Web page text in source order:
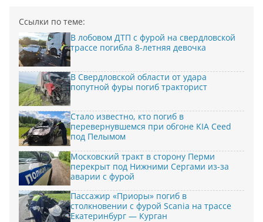
Ссылки по теме:
В лобовом ДТП с фурой на свердловской
трассе погибла 8-летняя девочка
В Свердловской области от удара
попутной фуры погиб тракторист
Стало известно, кто погиб в
перевернувшемся при обгоне KIA Ceed
под Пелымом
Московский тракт в сторону Перми
перекрыт под Нижними Сергами из-за
аварии с фурой
Пассажир «Приоры» погиб в
столкновении с фурой Scania на трассе
Екатеринбург — Курган